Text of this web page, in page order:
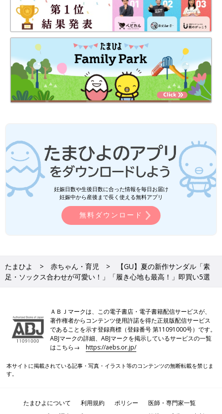
GU、しまむら、アベイル…「プチプラ春
靴が最高」「洗濯機で洗える」おすすめ
靴5選
おしゃれは足元から♪ ということで、可愛い靴
がプチプラで買えると嬉しいですよね！そこで
今回は、おしゃれママ達がプチプラで買ったお
しゃれな春靴をご紹介します。ぜひみなさんも
参考にしてみてくださいね♪
GUの新作サンダルはどれも素敵でしたよね。細身・ボリュー
ム・リラックスタイプと豊富な種類にも驚き！新作商品なので、
欲しいサイズが売り切れてしまう前にチェックするのがおすすめ
ですよ。ぜひ店舗やオンラインショップをのぞいてみてください
●記事内容でご紹介している投稿、リンク先は、削除される場合
があります。あらかじめご了承ください。
●記事の内容は2023年4月の情報で、現在と異なる場合がありま
す。
●記事内の価格はすべて税込み、2023年4月時点のものです。
妊娠日数や生後日数に合った情報を毎日お届け
妊娠中から産後まで長く使える無料アプリ
無料ダウンロード
たまひよ 赤ちゃん・育児
【GU】夏の新作サンダル「素
足・ソックス合わせが可愛い！」「履き心地も最高！」即買い5選
ＡＢＪマークは、この電子書店・電子書籍配信サービスが、
著作権者からコンテンツ使用許諾を得た正規版配信サービス
であることを示す登録商標（登録番号 第11091000号）です。
ABJマークの詳細、ABJマークを掲示しているサービスの一覧
はこちら→https://aebs.or.jp/
本サイトに掲載されている記事・写真・イラスト等のコンテンツの無断転載を禁じま
す。
たまひよについて 利用規約 ポリシー
医師・専門家一覧